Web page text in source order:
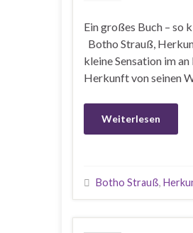
Ein großes Buch – so
Botho Strauß,
kleine Sensation im
Herkunft von seinen
Weiterlesen
Botho Strauß,